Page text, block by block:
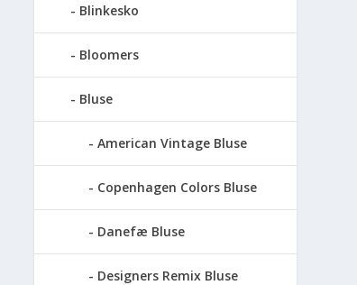
Blinkesko
Bloomers
Bluse
American Vintage Bluse
Copenhagen Colors Bluse
Danefæ Bluse
Designers Remix Bluse